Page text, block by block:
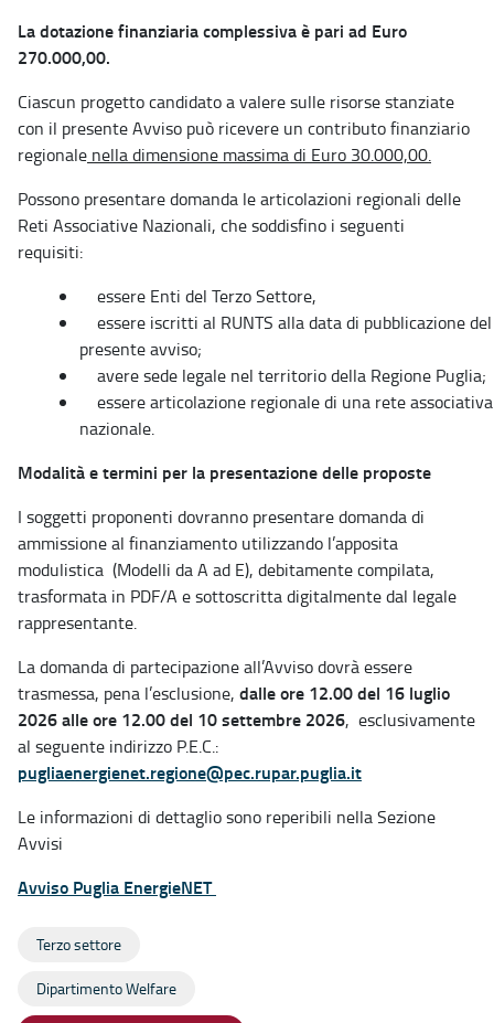
La dotazione finanziaria complessiva è pari ad Euro
270.000,00.
Ciascun progetto candidato a valere sulle risorse stanziate
con il presente Avviso può ricevere un contributo finanziario
regionale nella dimensione massima di Euro 30.000,00.
Possono presentare domanda le articolazioni regionali delle
Reti Associative Nazionali, che soddisfino i seguenti
requisiti:
essere Enti del Terzo Settore,
essere iscritti al RUNTS alla data di pubblicazione del
presente avviso;
avere sede legale nel territorio della Regione Puglia;
essere articolazione regionale di una rete associativa
nazionale.
Modalità e termini per la presentazione delle proposte
I soggetti proponenti dovranno presentare domanda di
ammissione al finanziamento utilizzando l’apposita
modulistica (Modelli da A ad E), debitamente compilata,
trasformata in PDF/A e sottoscritta digitalmente dal legale
rappresentante.
La domanda di partecipazione all’Avviso dovrà essere
trasmessa, pena l’esclusione, dalle ore 12.00 del 16 luglio
2026 alle ore 12.00 del 10 settembre 2026, esclusivamente
al seguente indirizzo P.E.C.:
pugliaenergienet.regione@pec.rupar.puglia.it
Le informazioni di dettaglio sono reperibili nella Sezione
Avvisi
Avviso Puglia EnergieNET
Terzo settore
Dipartimento Welfare